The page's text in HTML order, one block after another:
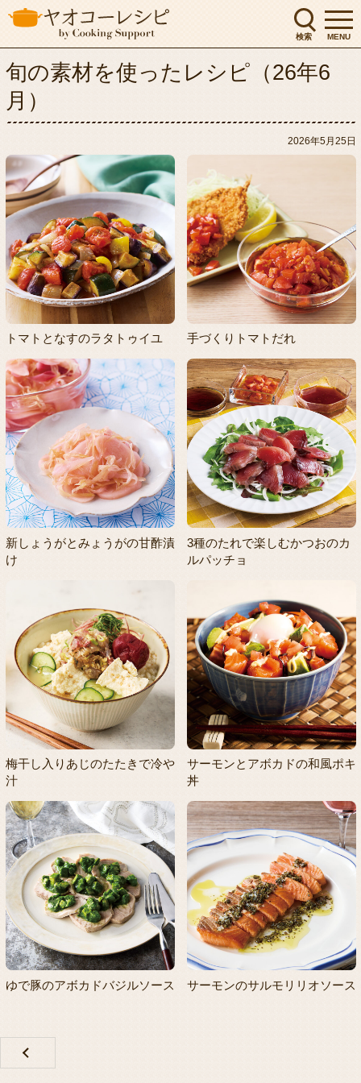
検索 MENU
旬の素材を使ったレシピ（26年6
月）
2026年5月25日
トマトとなすのラタトゥイユ 手づくりトマトだれ
新しょうがとみょうがの甘酢漬
け
3種のたれで楽しむかつおのカ
ルパッチョ
梅干し入りあじのたたきで冷や
汁
サーモンとアボカドの和風ポキ
丼
ゆで豚のアボカドバジルソース サーモンのサルモリリオソース